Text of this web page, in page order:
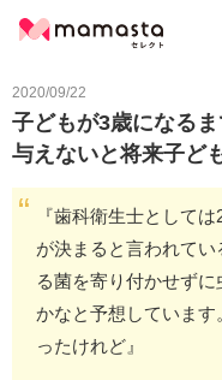
2020/09/22
子どもが3歳になる
与えないと将来子ど
『歯科衛生士として
が決まると言われて
る菌を寄り付かせず
かなと予想していま
ったけれど』